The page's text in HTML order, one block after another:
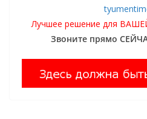
Лучшее решение для
Звоните прямо